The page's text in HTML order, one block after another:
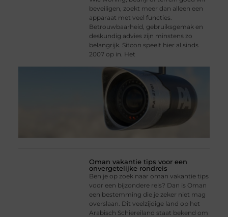
beveiligen, zoekt meer dan alleen een
apparaat met veel functies.
Betrouwbaarheid, gebruiksgemak en
deskundig advies zijn minstens zo
belangrijk. Sitcon speelt hier al sinds
2007 op in. Het
Oman vakantie tips voor een
onvergetelijke rondreis
Ben je op zoek naar oman vakantie tips
voor een bijzondere reis? Dan is Oman
een bestemming die je zeker niet mag
overslaan. Dit veelzijdige land op het
Arabisch Schiereiland staat bekend om